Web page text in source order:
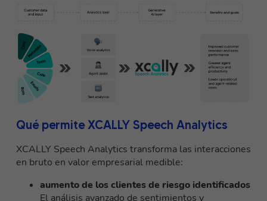
Qué permite XCALLY Speech Analytics
XCALLY Speech Analytics transforma las interacciones
en bruto en valor empresarial medible:
aumento de los clientes de riesgo identificados
El análisis avanzado de sentimientos y